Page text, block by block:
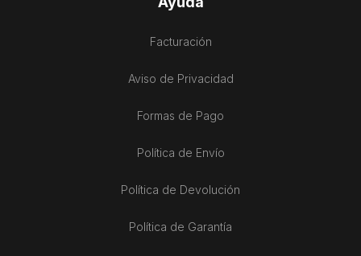
Facturación
Aviso de Privacidad
Formas de Pago
Política de Envío
Política de Devolución
Política de Garantía